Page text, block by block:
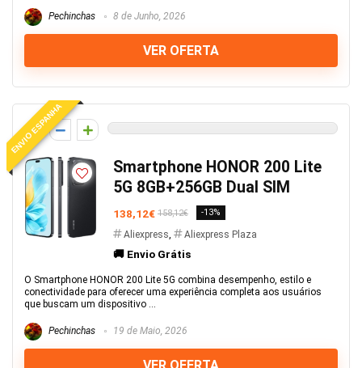
Pechinchas 8 de Junho, 2026
VER OFERTA
ENVIO ESPANHA
0
Smartphone HONOR 200 Lite
5G 8GB+256GB Dual SIM
138,12€ 158,12€ -13%
Aliexpress, Aliexpress Plaza
🚚 Envio Grátis
O Smartphone HONOR 200 Lite 5G combina desempenho, estilo e
conectividade para oferecer uma experiência completa aos usuários
que buscam um dispositivo ...
Pechinchas 19 de Maio, 2026